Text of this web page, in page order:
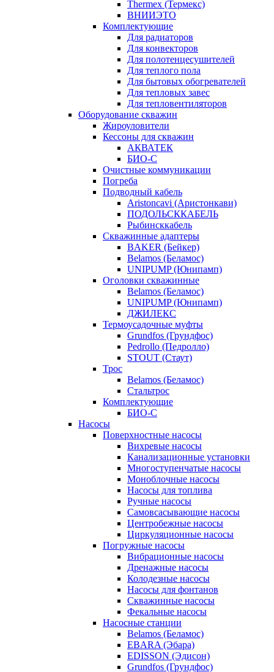
Thermex (Термекс)
ВНИИЭТО
Комплектующие
Для радиаторов
Для конвекторов
Для полотенцесушителей
Для теплого пола
Для бытовых обогревателей
Для тепловых завес
Для тепловентиляторов
Оборудование скважин
Жироуловители
Кессоны для скважин
АКВАТЕК
БИО-С
Очистные коммуникации
Погреба
Подводный кабель
Aristoncavi (Аристонкави)
ПОДОЛЬСККАБЕЛЬ
Рыбинсккабель
Скважинные адаптеры
BAKER (Бейкер)
Belamos (Беламос)
UNIPUMP (Юнипамп)
Оголовки скважинные
Belamos (Беламос)
UNIPUMP (Юнипамп)
ДЖИЛЕКС
Термоусадочные муфты
Grundfos (Грундфос)
Pedrollo (Педролло)
STOUT (Стаут)
Трос
Belamos (Беламос)
Стальтрос
Комплектующие
БИО-С
Насосы
Поверхностные насосы
Вихревые насосы
Канализационные установки
Многоступенчатые насосы
Моноблочные насосы
Насосы для топлива
Ручные насосы
Самовсасывающие насосы
Центробежные насосы
Циркуляционные насосы
Погружные насосы
Вибрационные насосы
Дренажные насосы
Колодезные насосы
Насосы для фонтанов
Скважинные насосы
Фекальные насосы
Насосные станции
Belamos (Беламос)
EBARA (Эбара)
EDISSON (Эдисон)
Grundfos (Грундфос)